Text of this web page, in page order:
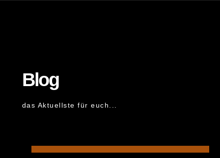
Blog
das Aktuellste für euch...